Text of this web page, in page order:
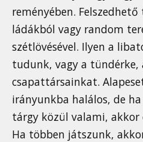
reményében.
ládákból vagy random
szétlövésével. Ilyen a
tudunk, vagy a tündérke,
csapattársainkat.
irányunkba halálos, de
tárgy közül valami, akkor
Ha többen játszunk,